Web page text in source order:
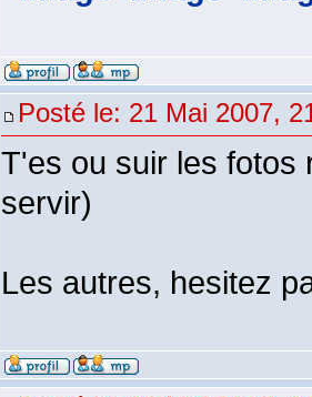
Posté le: 21 Mai 2007,
T'es ou suir les fotos
servir)
Les autres, hesitez